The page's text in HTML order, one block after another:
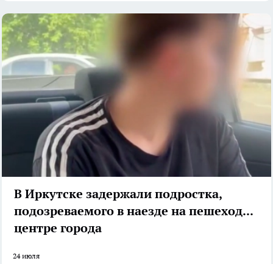
В Иркутске задержали подростка,
подозреваемого в наезде на пешехода в
центре города
24 июля